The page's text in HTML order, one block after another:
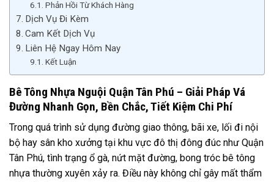
Phản Hồi Từ Khách Hàng
Dịch Vụ Đi Kèm
Cam Kết Dịch Vụ
Liên Hệ Ngay Hôm Nay
Kết Luận
Bê Tông Nhựa Nguội Quận Tân Phú – Giải Pháp Vá
Đường Nhanh Gọn, Bền Chắc, Tiết Kiệm Chi Phí
Trong quá trình sử dụng đường giao thông, bãi xe, lối đi nội
bộ hay sân kho xưởng tại khu vực đô thị đông đúc như Quận
Tân Phú, tình trạng ổ gà, nứt mặt đường, bong tróc bê tông
nhựa thường xuyên xảy ra. Điều này không chỉ gây mất thẩm